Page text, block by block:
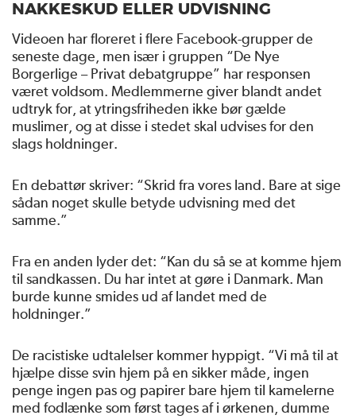
NAKKESKUD ELLER UDVISNING
Videoen har floreret i flere Facebook-grupper de
seneste dage, men især i gruppen “De Nye
Borgerlige – Privat debatgruppe” har responsen
været voldsom. Medlemmerne giver blandt andet
udtryk for, at ytringsfriheden ikke bør gælde
muslimer, og at disse i stedet skal udvises for den
slags holdninger.
En debattør skriver: “Skrid fra vores land. Bare at sige
sådan noget skulle betyde udvisning med det
samme.”
Fra en anden lyder det: “Kan du så se at komme hjem
til sandkassen. Du har intet at gøre i Danmark. Man
burde kunne smides ud af landet med de
holdninger.”
De racistiske udtalelser kommer hyppigt. “Vi må til at
hjælpe disse svin hjem på en sikker måde, ingen
penge ingen pas og papirer bare hjem til kamelerne
med fodlænke som først tages af i ørkenen, dumme